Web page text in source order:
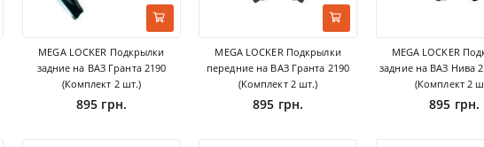
MEGA LOCKER Подкрылки
задние на ВАЗ Гранта 2190
(Комплект 2 шт.)
895 грн.
MEGA LOCKER Подкрылки
передние на ВАЗ Гранта 2190
(Комплект 2 шт.)
895 грн.
MEGA LOCKER
задние на ВАЗ Нива
(Комплект 2
895 грн.